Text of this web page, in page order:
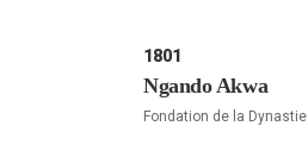
1801
Ngando Akwa
Fondation de la Dynastie